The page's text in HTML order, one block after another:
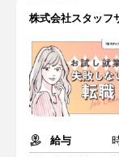
株式会社スタッフ
給与